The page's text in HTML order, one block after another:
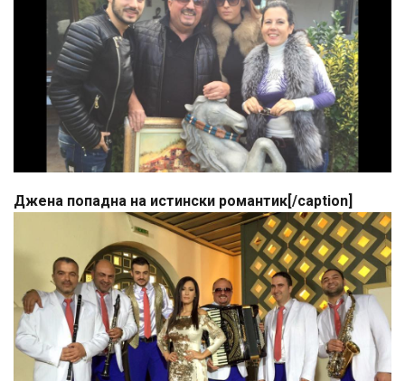
Джена попадна на истински романтик[/caption]